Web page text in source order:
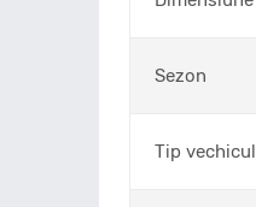
Sezon
Tip vechicul